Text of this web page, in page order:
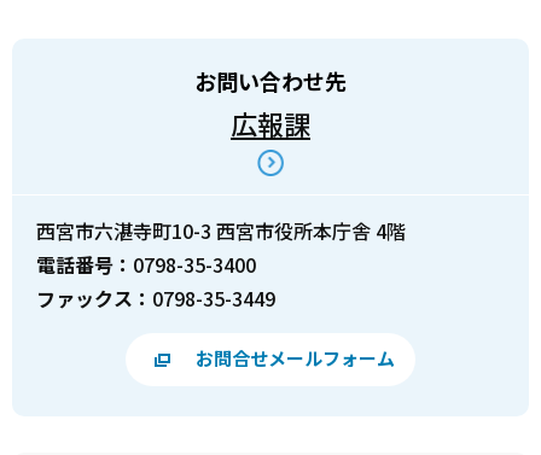
お問い合わせ先
広報課
西宮市六湛寺町10-3 西宮市役所本庁舎 4階
電話番号： 0798-35-3400
ファックス： 0798-35-3449
お問合せメールフォーム